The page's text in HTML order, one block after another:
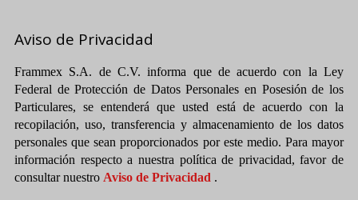
Aviso de Privacidad
Frammex S.A. de C.V. informa que de acuerdo con la Ley
Federal de Protección de Datos Personales en Posesión de los
Particulares, se entenderá que usted está de acuerdo con la
recopilación, uso, transferencia y almacenamiento de los datos
personales que sean proporcionados por este medio. Para mayor
información respecto a nuestra política de privacidad, favor de
consultar nuestro Aviso de Privacidad .